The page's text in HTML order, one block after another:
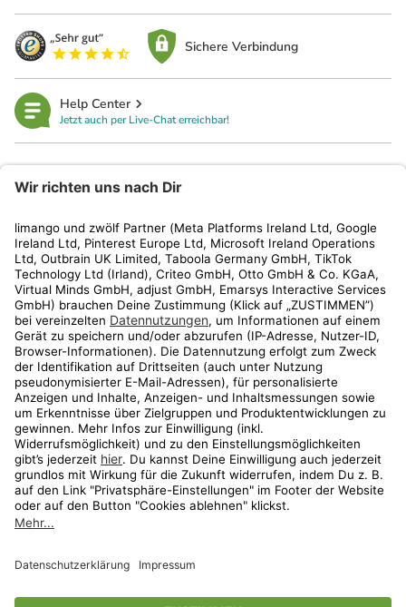
Sichere Verbindung
Help Center
Jetzt auch per Live-Chat erreichbar!
Kundenservice
Shop
Aktionen
Travel